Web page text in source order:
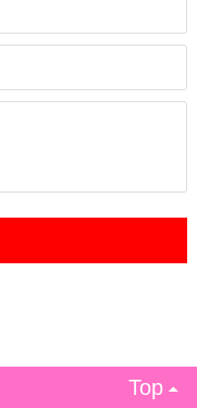
Top